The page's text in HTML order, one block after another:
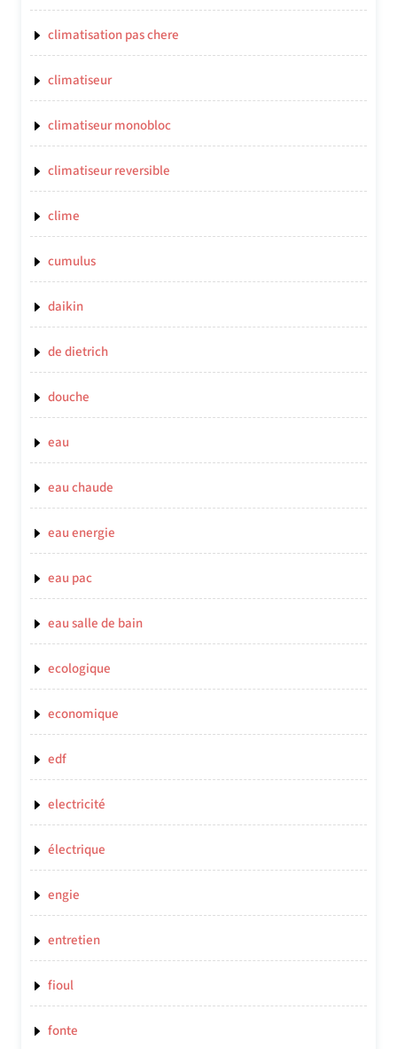
climatisation pas chere
climatiseur
climatiseur monobloc
climatiseur reversible
clime
cumulus
daikin
de dietrich
douche
eau
eau chaude
eau energie
eau pac
eau salle de bain
ecologique
economique
edf
electricité
électrique
engie
entretien
fioul
fonte